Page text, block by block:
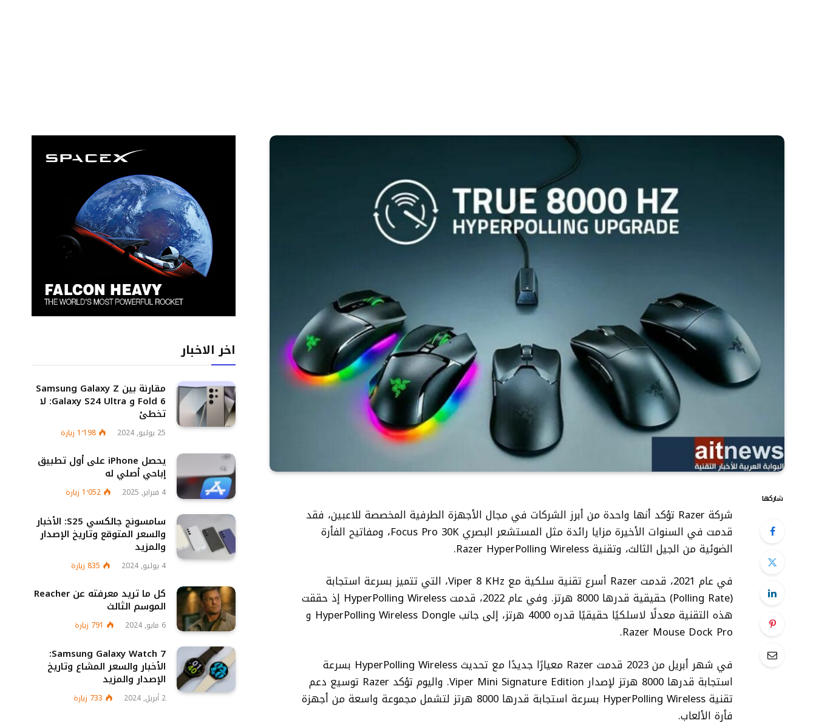
شاركها
شركة Razer تؤكد أنها واحدة من أبرز الشركات في مجال الأجهزة الطرفية المخصصة للاعبين، فقد
قدمت في السنوات الأخيرة مزايا رائدة مثل المستشعر البصري Focus Pro 30K، ومفاتيح الفأرة
الضوئية من الجيل الثالث، وتقنية Razer HyperPolling Wireless.
في عام 2021، قدمت Razer أسرع تقنية سلكية مع Viper 8 KHz، التي تتميز بسرعة استجابة
(Polling Rate) حقيقية قدرها 8000 هرتز. وفي عام 2022، قدمت HyperPolling Wireless إذ حققت
هذه التقنية معدلًا لاسلكيًا حقيقيًا قدره 4000 هرتز، إلى جانب HyperPolling Wireless Dongle و
Razer Mouse Dock Pro.
في شهر أبريل من 2023 قدمت Razer معيارًا جديدًا مع تحديث HyperPolling Wireless بسرعة
استجابة قدرها 8000 هرتز لإصدار Viper Mini Signature Edition. واليوم تؤكد Razer توسيع دعم
تقنية HyperPolling Wireless بسرعة استجابة قدرها 8000 هرتز لتشمل مجموعة واسعة من أجهزة
فأرة الألعاب.
اخر الاخبار
مقارنة بين Samsung Galaxy Z
Fold 6 و Galaxy S24 Ultra: لا
تخطئ
25 يوليو, 2024 1٬198 زيارة
يحصل iPhone على أول تطبيق
إباحي أصلي له
4 فبراير, 2025 1٬052 زيارة
سامسونج جالكسي S25: الأخبار
والسعر المتوقع وتاريخ الإصدار
والمزيد
4 يوليو, 2024 835 زيارة
كل ما تريد معرفته عن Reacher
الموسم الثالث
6 مايو, 2024 791 زيارة
Samsung Galaxy Watch 7:
الأخبار والسعر المشاع وتاريخ
الإصدار والمزيد
2 أبريل, 2024 733 زيارة